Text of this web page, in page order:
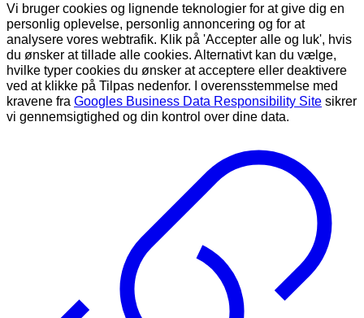
Vi bruger cookies og lignende teknologier for at give dig en
personlig oplevelse, personlig annoncering og for at
analysere vores webtrafik. Klik på 'Accepter alle og luk', hvis
du ønsker at tillade alle cookies. Alternativt kan du vælge,
hvilke typer cookies du ønsker at acceptere eller deaktivere
ved at klikke på Tilpas nedenfor. I overensstemmelse med
kravene fra Googles Business Data Responsibility Site sikrer
vi gennemsigtighed og din kontrol over dine data.